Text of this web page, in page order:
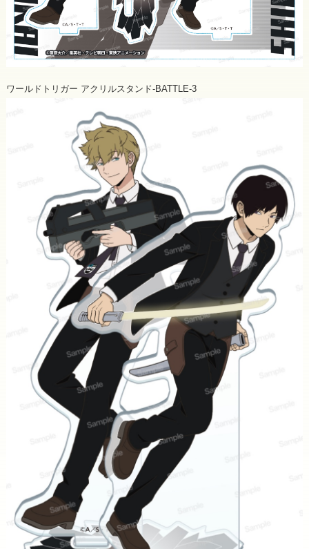
ワールドトリガー アクリルスタンド-BATTLE-3